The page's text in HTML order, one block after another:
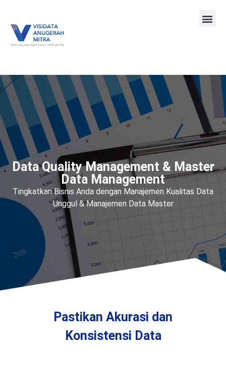
Data Quality Management & Master
Data Management
Tingkatkan Bisnis Anda dengan Manajemen Kualitas Data
Unggul & Manajemen Data Master
Pastikan Akurasi dan
Konsistensi Data